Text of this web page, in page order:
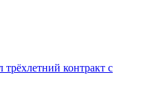
контракт с